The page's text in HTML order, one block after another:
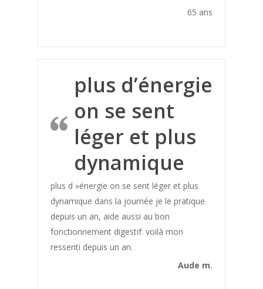
65 ans
plus d’énergie
on se sent
léger et plus
dynamique
plus d »énergie on se sent léger et plus
dynamique dans la journée je le pratique
depuis un an, aide aussi au bon
fonctionnement digestif. voilà mon
ressenti depuis un an.
Aude m.